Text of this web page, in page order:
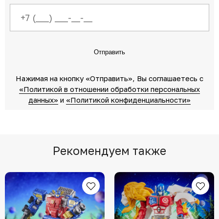
Отправить
Нажимая на кнопку «Отправить»‎, Вы соглашаетесь c
«Политикой в отношении обработки персональных
данных»‎ ‎ и «Политикой конфиденциальности»
Рекомендуем также